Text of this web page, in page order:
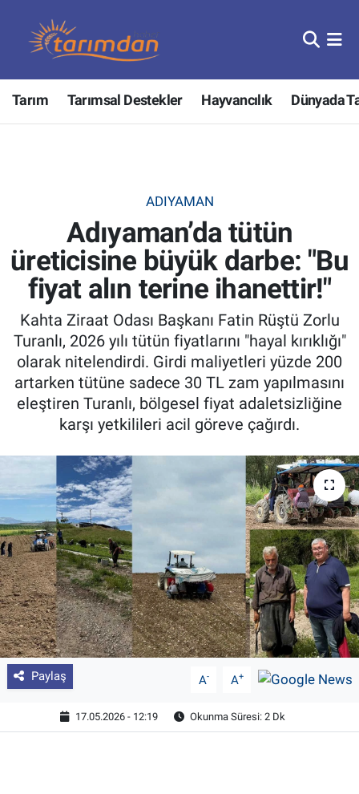
Tarım Tarımsal Destekler Hayvancılık Dünyada
ADIYAMAN
Adıyaman’da tütün
üreticisine büyük darbe: "Bu
fiyat alın terine ihanettir!"
Kahta Ziraat Odası Başkanı Fatin Rüştü Zorlu
Turanlı, 2026 yılı tütün fiyatlarını "hayal kırıklığı"
olarak nitelendirdi. Girdi maliyetleri yüzde 200
artarken tütüne sadece 30 TL zam yapılmasını
eleştiren Turanlı, bölgesel fiyat adaletsizliğine
karşı yetkilileri acil göreve çağırdı.
Paylaş A- A+
17.05.2026 - 12:19 Okunma Süresi: 2 Dk
Tarım
Hayvancılık
Tarımsal Destekler
Tarım Bakanlığı
TZOB
Tarım Kredi Kooperatifleri
Pankobirlik
Et fiyatları
Tarım Bilgisi
Yetiştirici Soruyor
Dünyada Tarım
Üretici Birlikleri
Şeker ve Şekerli Mamüller
Tahıllar ve Baklagiller
Tohum
Nöbetçi Eczaneler
Hava Durumu
Tüm Manşetler
Son Dakika Haberleri
Haber Arşivi